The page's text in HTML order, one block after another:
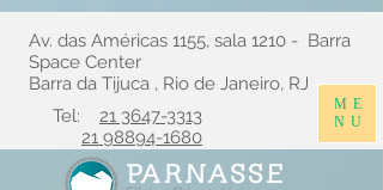
Tel: 21 3647-3313
21 98894-1680
Av. das Américas 1155, sala 1210 - Barra
Space Center
Barra da Tijuca , Rio de Janeiro, RJ
ME
NU